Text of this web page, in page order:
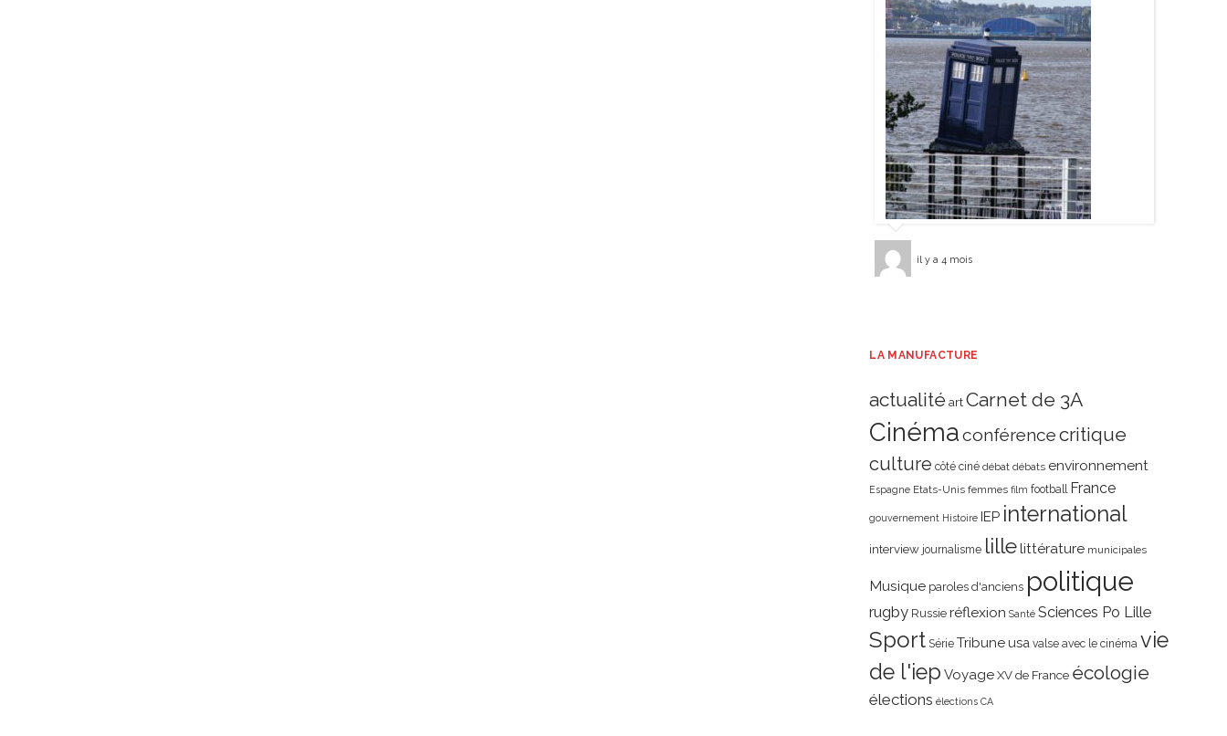
il y a 4 mois
LA MANUFACTURE
actualité art Carnet de 3A
Cinémaconférencecritique
culture côté ciné débat débats environnement
Espagne Etats-Unis femmes film football France
gouvernement Histoire IEP international
interview journalisme lillelittérature municipales
Musique paroles d'anciens politique
rugby Russie réflexion Santé Sciences Po Lille
Sport Série Tribune usa valse avec le cinéma vie
de l'iep Voyage XV de France écologie
élections élections CA